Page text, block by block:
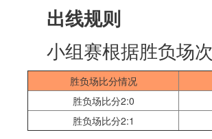
出线规则
小组赛根据胜负场
胜负场比分情况
胜负场比分2:0
胜负场比分2:1